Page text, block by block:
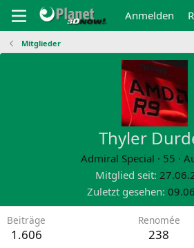
Anmelden
Mitglieder
Thyler
Admiral Special · 55 ·
Mitglied seit
Zuletzt gesehen
Beiträge
1.606
Renomée
238